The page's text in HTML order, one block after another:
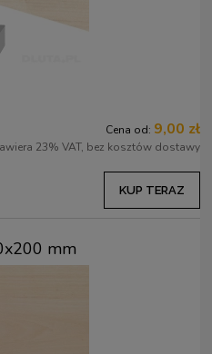
Cena od: 9,00 zł
23% VAT, bez kosztów dostawy
KUP TERAZ
mm